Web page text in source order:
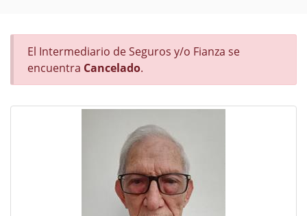
El Intermediario de Seguros y/o Fianza se
encuentra Cancelado.